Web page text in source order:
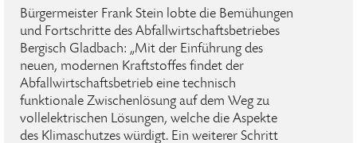
Bürgermeister Frank Stein lobte die Bemühungen
und Fortschritte des Abfallwirtschaftsbetriebes
Bergisch Gladbach: „Mit der Einführung des
neuen, modernen Kraftstoffes findet der
Abfallwirtschaftsbetrieb eine technisch
funktionale Zwischenlösung auf dem Weg zu
vollelektrischen Lösungen, welche die Aspekte
des Klimaschutzes würdigt. Ein weiterer Schritt